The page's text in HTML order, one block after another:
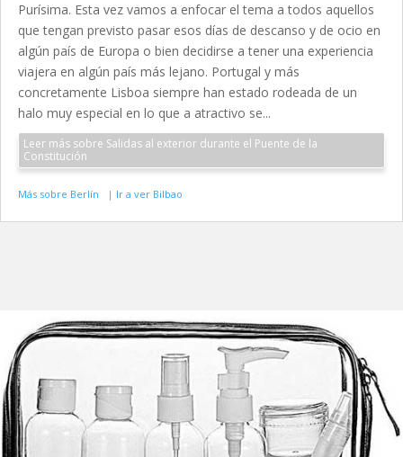
Purísima. Esta vez vamos a enfocar el tema a todos aquellos
que tengan previsto pasar esos días de descanso y de ocio en
algún país de Europa o bien decidirse a tener una experiencia
viajera en algún país más lejano. Portugal y más
concretamente Lisboa siempre han estado rodeada de un
halo muy especial en lo que a atractivo se...
Leer más sobre Salidas al exterior durante el Puente de la
Constitución
Más sobre Berlín | Ir a ver Bilbao